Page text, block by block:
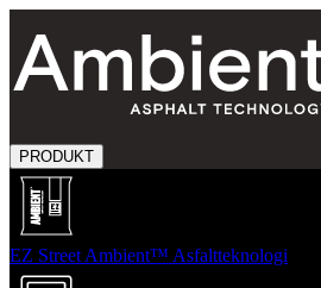
PRODUKT
EZ Street Ambient™ Asfaltteknologi